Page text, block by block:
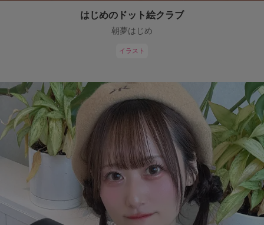
はじめのドット絵クラブ
朝夢はじめ
イラスト